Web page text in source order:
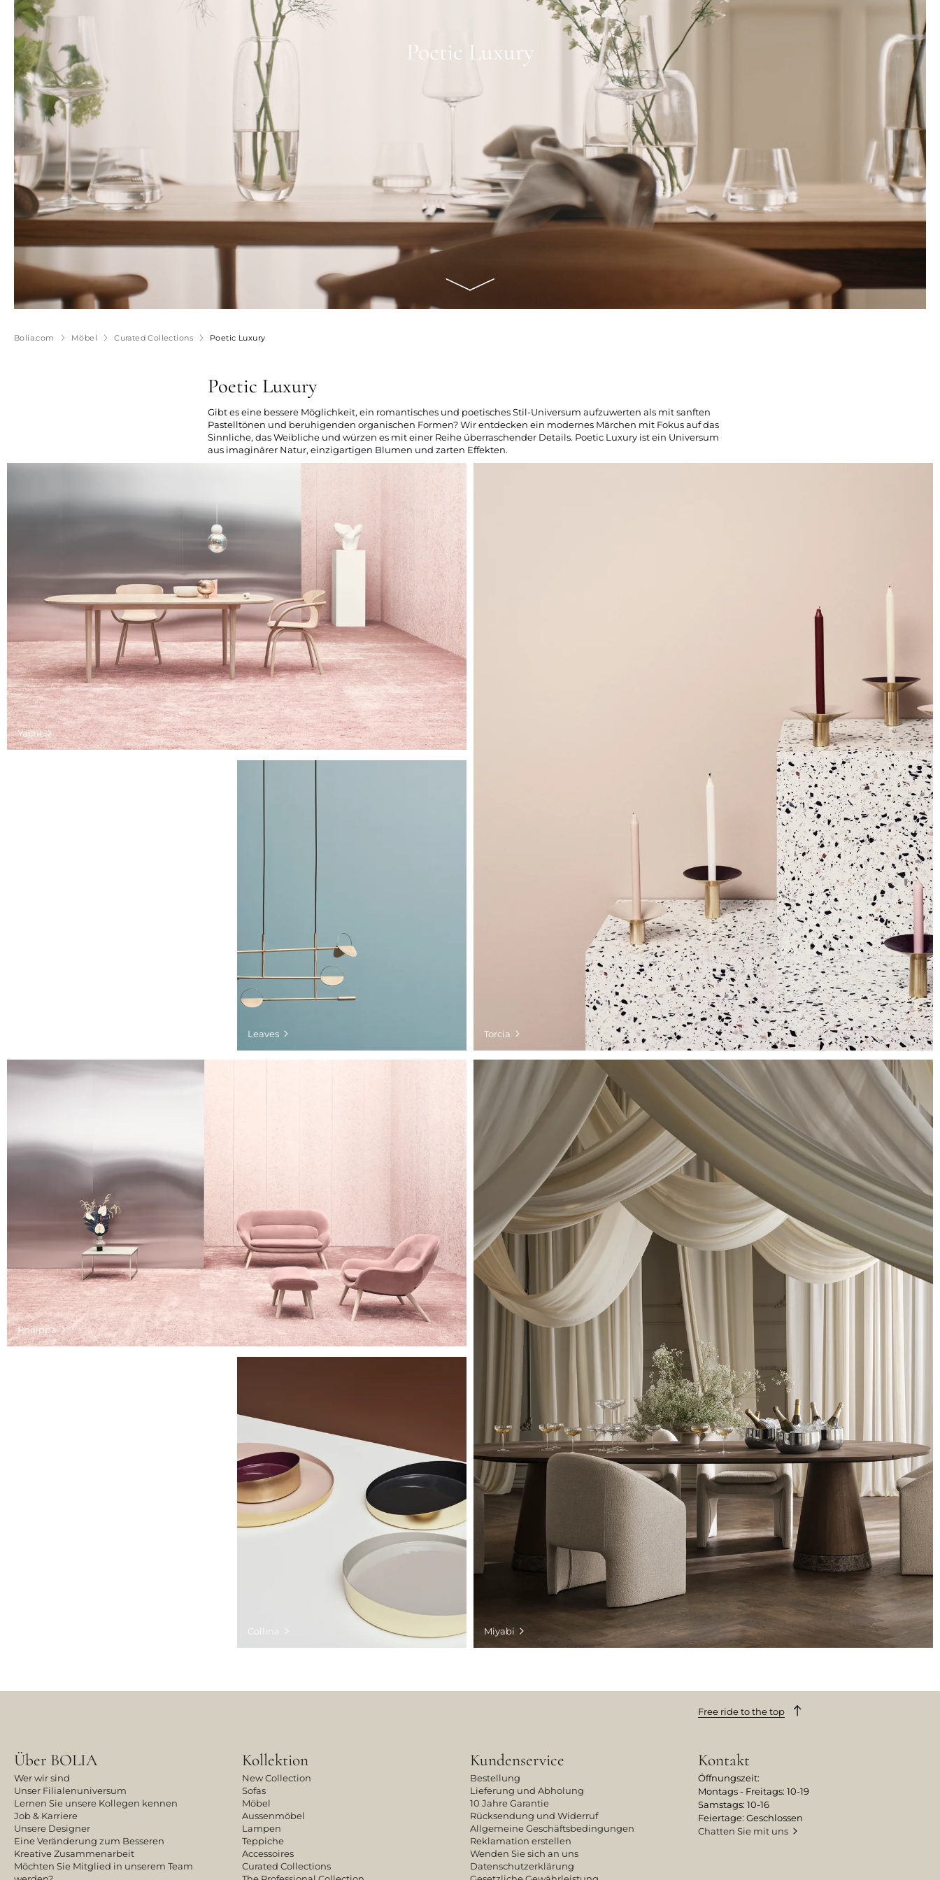
Poetic Luxury
Bolia.com Möbel Curated Collections Poetic Luxury
Poetic Luxury
Gibt es eine bessere Möglichkeit, ein romantisches und poetisches Stil-Universum aufzuwerten als mit sanften
Pastelltönen und beruhigenden organischen Formen? Wir entdecken ein modernes Märchen mit Fokus auf das
Sinnliche, das Weibliche und würzen es mit einer Reihe überraschender Details. Poetic Luxury ist ein Universum
aus imaginärer Natur, einzigartigen Blumen und zarten Effekten.
Yacht
Leaves Torcia
Philippa
Collina Miyabi
Free ride to the top
Über BOLIA
Wer wir sind
Unser Filialenuniversum
Lernen Sie unsere Kollegen kennen
Job & Karriere
Unsere Designer
Eine Veränderung zum Besseren
Kreative Zusammenarbeit
Möchten Sie Mitglied in unserem Team
Kollektion
New Collection
Sofas
Möbel
Aussenmöbel
Lampen
Teppiche
Accessoires
Curated Collections
Kundenservice
Bestellung
Lieferung und Abholung
10 Jahre Garantie
Rücksendung und Widerruf
Allgemeine Geschäftsbedingungen
Reklamation erstellen
Wenden Sie sich an uns
Datenschutzerklärung
Kontakt
Öffnungszeit:
Montags - Freitags: 10-19
Samstags: 10-16
Feiertage: Geschlossen
Chatten Sie mit uns